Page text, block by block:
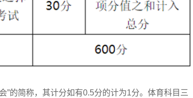
的简称，其计分如有0.5分的计为1分。体育科目三